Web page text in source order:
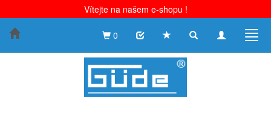
Vítejte na našem e-shopu !
Toggle
Toggle
0